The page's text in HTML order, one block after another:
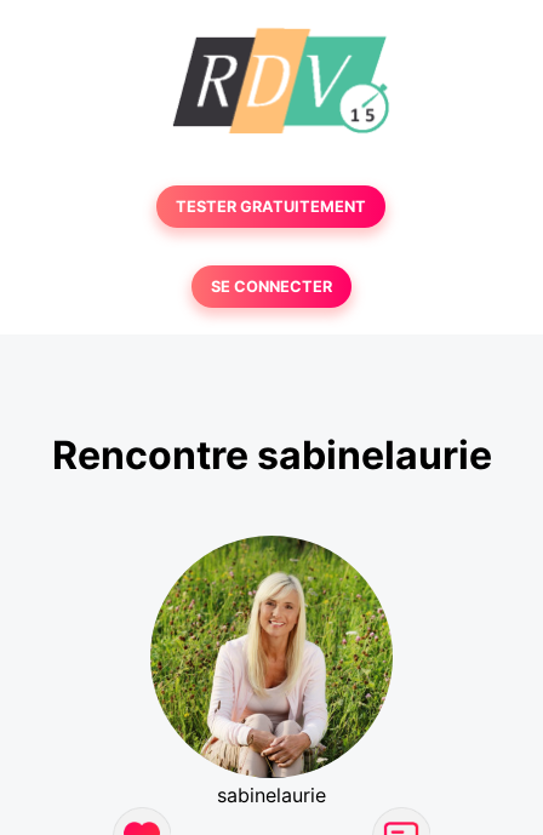
TESTER GRATUITEMENT
SE CONNECTER
Rencontre sabinelaurie
sabinelaurie